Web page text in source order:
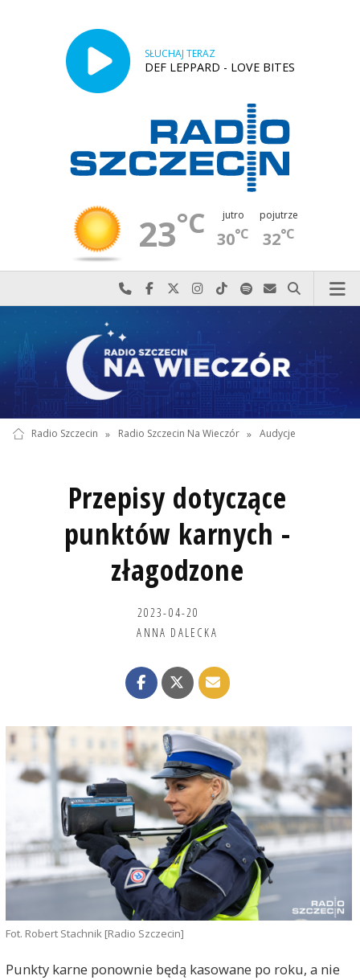
SŁUCHAJ TERAZ
DEF LEPPARD - LOVE BITES
23°C jutro
30°C
pojutrze
32°C
Najlepiej po prostu do nas zadzwoń
Odwiedź nas na Facebook-u
Odwiedź nas na X
Odwiedź nas na Instagram-ie
Odwiedź nas na TikTok-u
Szukaj nas na Spotify
Wyślij do nas
Szukaj
Radio Szczecin » Radio Szczecin Na Wieczór » Audycje
Przepisy dotyczące
punktów karnych -
złagodzone
2023-04-20
ANNA DALECKA
Fot. Robert Stachnik [Radio Szczecin]
Punkty karne ponownie będą kasowane po roku, a nie